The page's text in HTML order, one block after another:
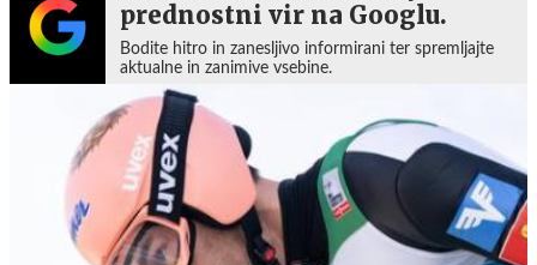
prednostni vir na Googlu.
Bodite hitro in zanesljivo informirani ter spremljajte
aktualne in zanimive vsebine.